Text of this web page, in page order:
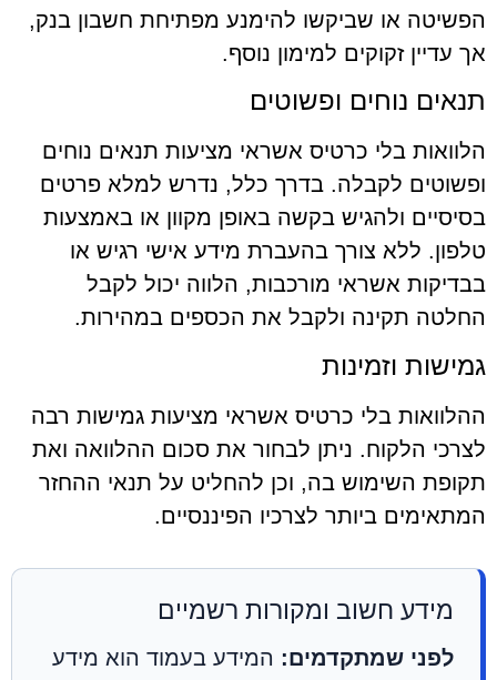
הפשיטה או שביקשו להימנע מפתיחת חשבון בנק,
אך עדיין זקוקים למימון נוסף.
תנאים נוחים ופשוטים
הלוואות בלי כרטיס אשראי מציעות תנאים נוחים
ופשוטים לקבלה. בדרך כלל, נדרש למלא פרטים
בסיסיים ולהגיש בקשה באופן מקוון או באמצעות
טלפון. ללא צורך בהעברת מידע אישי רגיש או
בבדיקות אשראי מורכבות, הלווה יכול לקבל
החלטה תקינה ולקבל את הכספים במהירות.
גמישות וזמינות
ההלוואות בלי כרטיס אשראי מציעות גמישות רבה
לצרכי הלקוח. ניתן לבחור את סכום ההלוואה ואת
תקופת השימוש בה, וכן להחליט על תנאי ההחזר
המתאימים ביותר לצרכיו הפיננסיים.
מידע חשוב ומקורות רשמיים
לפני שמתקדמים: המידע בעמוד הוא מידע